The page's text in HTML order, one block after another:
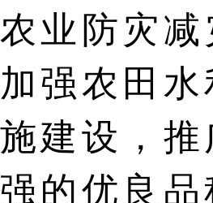
农业防灾减
加强农田
施建设，
强的优良